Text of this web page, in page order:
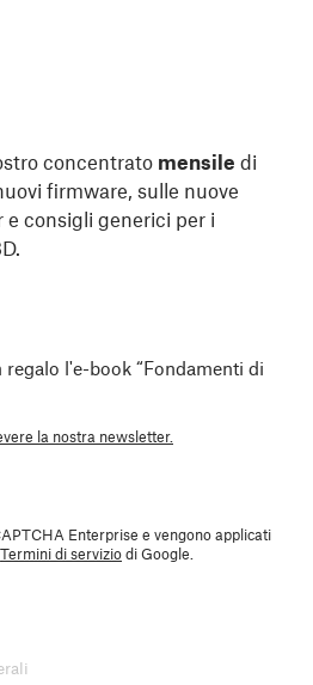
concentrato mensile di
firmware, sulle nuove
e consigli generici per i
l'e-book “Fondamenti di
la nostra newsletter.
Enterprise e vengono applicati
Termini di serviziodi Google.